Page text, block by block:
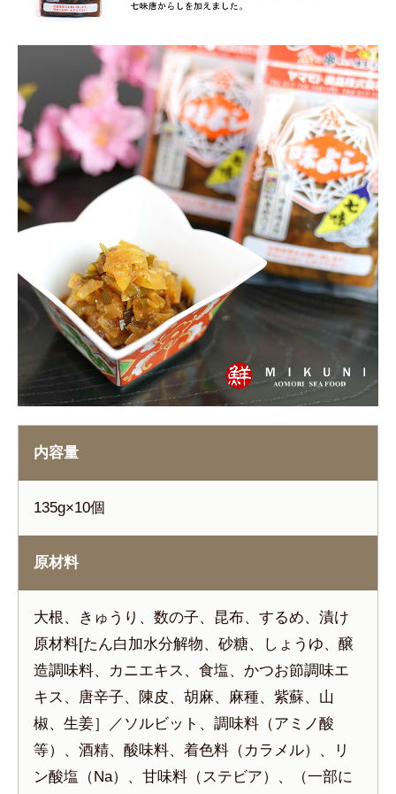
内容量
135g×10個
原材料
大根、きゅうり、数の子、昆布、するめ、漬け
原材料[たん白加水分解物、砂糖、しょうゆ、醸
造調味料、カニエキス、食塩、かつお節調味エ
キス、唐辛子、陳皮、胡麻、麻種、紫蘇、山
椒、生姜］／ソルビット、調味料（アミノ酸
等）、酒精、酸味料、着色料（カラメル）、リ
ン酸塩（Na）、甘味料（ステビア）、（一部に